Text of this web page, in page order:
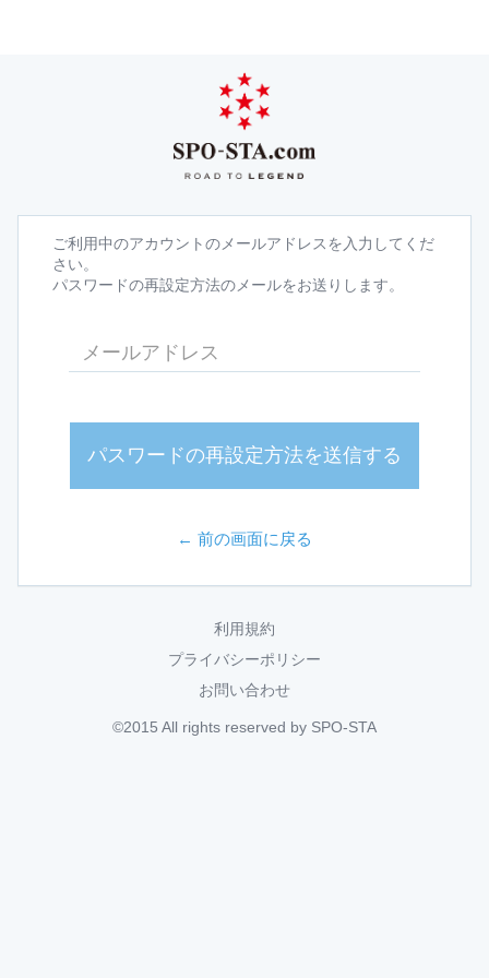
ご利用中のアカウントのメールアドレスを入力してくだ
さい。
パスワードの再設定方法のメールをお送りします。
パスワードの再設定方法を送信する
← 前の画面に戻る
利用規約
プライバシーポリシー
お問い合わせ
©2015 All rights reserved by SPO-STA